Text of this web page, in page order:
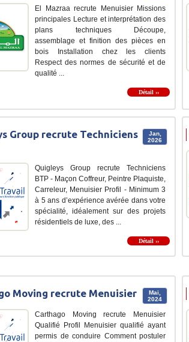
El Mazraa recrute Menuisier Missions
principales Lecture et interprétation des
plans techniques Découpe,
assemblage et finition des pièces en
bois Installation chez les clients
Respect des normes de sécurité et de
qualité ...
Détail ››
Jan,
2026
Group recrute Techniciens
Quigleys Group recrute Techniciens
BTP - Maçon Coffreur, Peintre Plaquiste,
Carreleur, Menuisier Profil - Minimum 3
à 5 ans d’expérience avérée dans votre
spécialité, idéalement sur des projets
résidentiels de luxe, des ...
Détail ››
Mai,
2024
Moving recrute Menuisier
Carthago Moving recrute Menuisier
Qualifié Profil Menuisier qualifié ayant
permis de conduire Comment postuler